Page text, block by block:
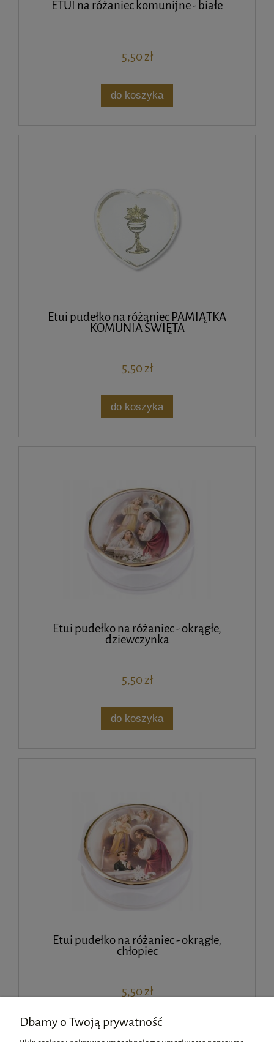
ETUI na różaniec komunijne - białe
5,50 zł
do koszyka
Etui pudełko na różaniec PAMIĄTKA
KOMUNIA ŚWIĘTA
5,50 zł
do koszyka
Etui pudełko na różaniec - okrągłe,
dziewczynka
5,50 zł
do koszyka
Etui pudełko na różaniec - okrągłe,
chłopiec
5,50 zł
do koszyka
Dbamy o Twoją prywatność